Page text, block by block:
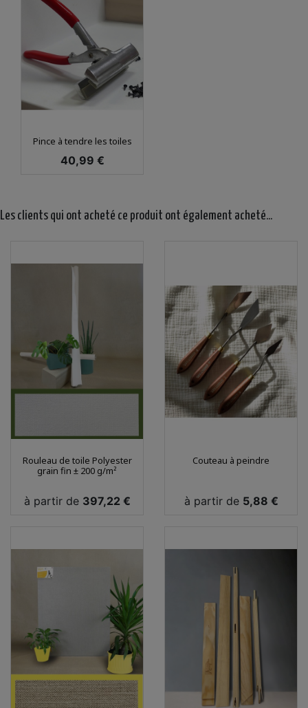
Pince à tendre les toiles
Prix
40,99 €
Les clients qui ont acheté ce produit ont également acheté...
Rouleau de toile Polyester
grain fin ± 200 g/m²
Prix
à partir de 397,22 €
Couteau à peindre
Prix
à partir de 5,88 €